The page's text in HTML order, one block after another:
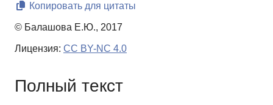
Копировать для цитаты
© Балашова Е.Ю., 2017
Лицензия: CC BY-NC 4.0
Полный текст